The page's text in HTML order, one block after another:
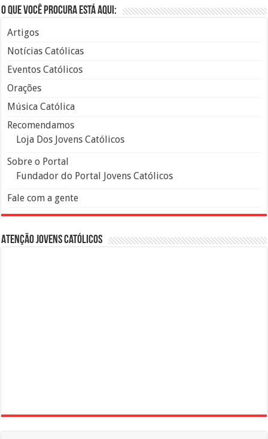
O que você procura está aqui:
Artigos
Notícias Católicas
Eventos Católicos
Orações
Música Católica
Recomendamos
Loja Dos Jovens Católicos
Sobre o Portal
Fundador do Portal Jovens Católicos
Fale com a gente
Atenção Jovens Católicos